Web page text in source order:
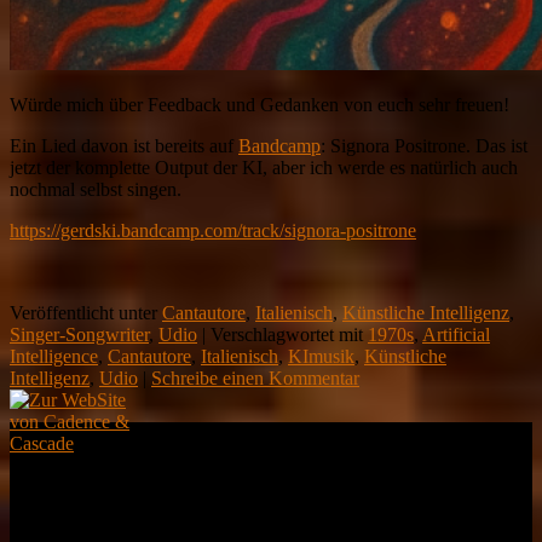
Würde mich über Feedback und Gedanken von euch sehr freuen!
Ein Lied davon ist bereits auf Bandcamp: Signora Positrone. Das ist
jetzt der komplette Output der KI, aber ich werde es natürlich auch
nochmal selbst singen.
https://gerdski.bandcamp.com/track/signora-positrone
Veröffentlicht unter Cantautore, Italienisch, Künstliche Intelligenz,
Singer-Songwriter, Udio | Verschlagwortet mit 1970s, Artificial
Intelligence, Cantautore, Italienisch, KImusik, Künstliche
Intelligenz, Udio | Schreibe einen Kommentar